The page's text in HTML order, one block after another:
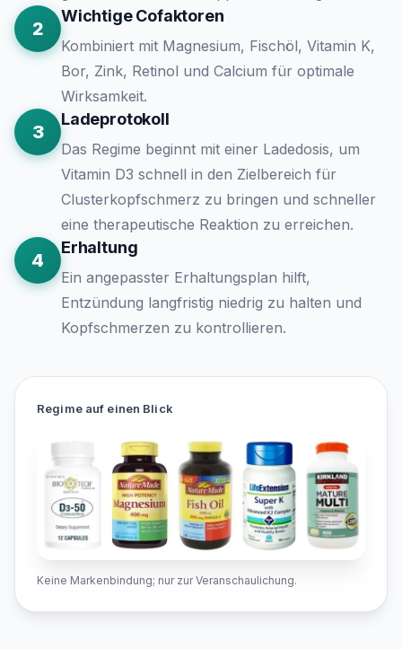
2
Wichtige Cofaktoren
Kombiniert mit Magnesium, Fischöl, Vitamin K,
Bor, Zink, Retinol und Calcium für optimale
Wirksamkeit.
3
Ladeprotokoll
Das Regime beginnt mit einer Ladedosis, um
Vitamin D3 schnell in den Zielbereich für
Clusterkopfschmerz zu bringen und schneller
eine therapeutische Reaktion zu erreichen.
4
Erhaltung
Ein angepasster Erhaltungsplan hilft,
Entzündung langfristig niedrig zu halten und
Kopfschmerzen zu kontrollieren.
Regime auf einen Blick
Keine Markenbindung; nur zur Veranschaulichung.